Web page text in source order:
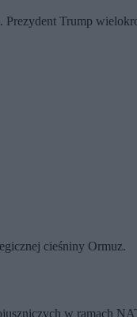
Trump
cieśniny Ormuz.
w ramach